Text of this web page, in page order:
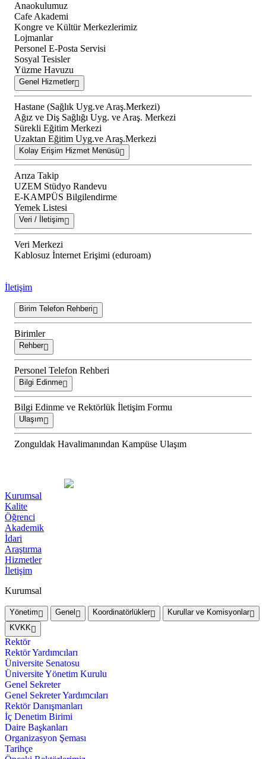
Anaokulumuz
Cafe Akademi
Kongre ve Kültür Merkezlerimiz
Lojmanlar
Personel E-Posta Servisi
Sosyal Tesisler
Yüzme Havuzu
Genel Hizmetler
Hastane (Sağlık Uyg.ve Araş.Merkezi)
Ağız ve Diş Sağlığı Uyg. ve Araş. Merkezi
Sürekli Eğitim Merkezi
Uzaktan Eğitim Uyg.ve Araş.Merkezi
Kolay Erişim Hizmet Menüsü
Arıza Takip
UZEM Stüdyo Randevu
E-KAMPÜS Bilgilendirme
Yemek Listesi
Veri / İletişim
Veri Merkezi
Kablosuz İnternet Erişimi (eduroam)
İletişim
Birim Telefon Rehberi
Birimler
Rehber
Personel Telefon Rehberi
Bilgi Edinme
Bilgi Edinme ve Rektörlük İletişim Formu
Ulaşım
Zonguldak Havalimanından Kampüse Ulaşım
Kurumsal
Kalite
Öğrenci
Akademik
İdari
Araştırma
Hizmetler
İletişim
Kurumsal
Yönetim Genel Koordinatörlükler
Kurullar ve Komisyonlar
KVKK
Rektör
Rektör Yardımcıları
Üniversite Senatosu
Üniversite Yönetim Kurulu
Genel Sekreter
Genel Sekreter Yardımcıları
Rektör Danışmanları
İç Denetim Birimi
Daire Başkanları
Organizasyon Şeması
Tarihçe